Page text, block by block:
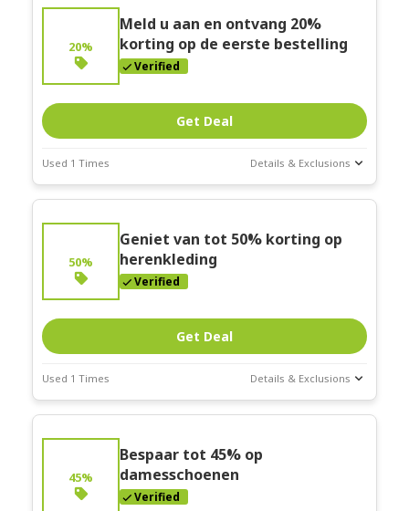
Expires:
20%
Meld u aan en ontvang 20% ​​
korting op de eerste bestelling
Verified
Get Deal
Used 1 Times Details & Exclusions
Deal Stats
Expires:
50%
Geniet van tot 50% korting op
herenkleding
Verified
Get Deal
Used 1 Times Details & Exclusions
Deal Stats
Expires:
45%
Bespaar tot 45% op
damesschoenen
Verified